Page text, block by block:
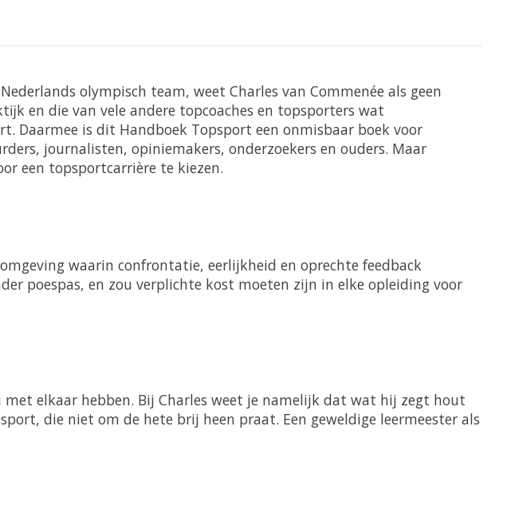
olympisch team, weet Charles van Commenée als geen
en die van vele andere topcoaches en topsporters wat
Daarmee is dit Handboek Topsport een onmisbaar boek voor
journalisten, opiniemakers, onderzoekers en ouders. Maar
een topsportcarrière te kiezen.
waarin confrontatie, eerlijkheid en oprechte feedback
poespas, en zou verplichte kost moeten zijn in elke opleiding voor
met elkaar hebben. Bij Charles weet je namelijk dat wat hij zegt hout
die niet om de hete brij heen praat. Een geweldige leermeester als